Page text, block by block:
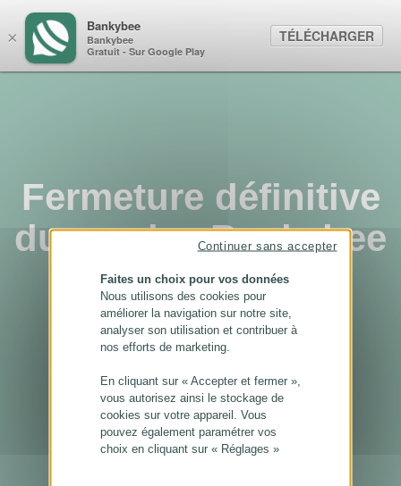
Fermeture définitive
du service Bankybee
...
×
Bankybee
Bankybee
Gratuit - Sur Google Play
TÉLÉCHARGER
Faites un choix pour vos données
Nous utilisons des cookies pour
améliorer la navigation sur notre site,
analyser son utilisation et contribuer à
nos efforts de marketing.
En cliquant sur « Accepter et fermer »,
vous autorisez ainsi le stockage de
cookies sur votre appareil. Vous
pouvez également paramétrer vos
choix en cliquant sur « Réglages »
Continuer sans accepter